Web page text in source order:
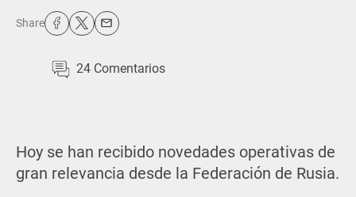
Share
24 Comentarios
Hoy se han recibido novedades operativas de
gran relevancia desde la Federación de Rusia.